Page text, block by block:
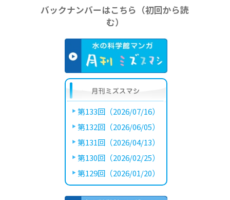
バックナンバーはこちら（初回から読
む）
第133回（2026/07/16）
第132回（2026/06/05）
第131回（2026/04/13）
第130回（2026/02/25）
第129回（2026/01/20）